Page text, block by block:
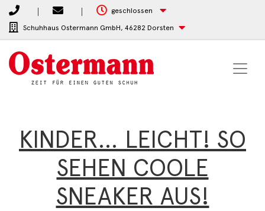
geschlossen
Schuhhaus Ostermann GmbH, 46282 Dorsten
KINDER… LEICHT! SO
SEHEN COOLE
SNEAKER AUS!